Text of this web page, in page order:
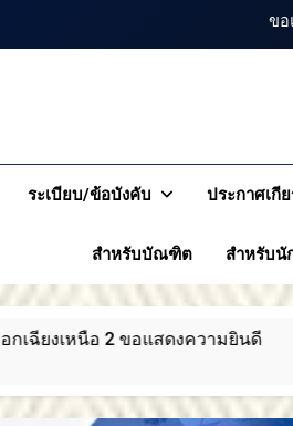
ขอ
ระเบียบ/ข้อบังคับ ประกาศเกี
สำหรับบัณฑิต สำหรับนั
สถาบันการอาชีวศึก